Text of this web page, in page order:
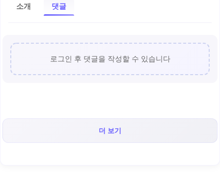
소개 댓글
로그인 후 댓글을 작성할 수 있습니다
더 보기